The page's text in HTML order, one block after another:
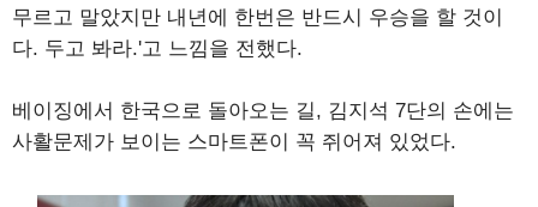
무르고 말았지만 내년에 한번은 반드시 우승을 할 것이
다. 두고 봐라.'고 느낌을 전했다.
베이징에서 한국으로 돌아오는 길, 김지석 7단의 손에는
사활문제가 보이는 스마트폰이 꼭 쥐어져 있었다.